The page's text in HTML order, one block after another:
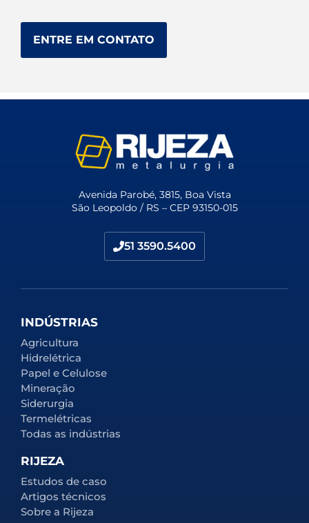
ENTRE EM CONTATO
Avenida Parobé, 3815, Boa Vista
São Leopoldo / RS – CEP 93150-015
51 3590.5400
INDÚSTRIAS
Agricultura
Hidrelétrica
Papel e Celulose
Mineração
Siderurgia
Termelétricas
Todas as indústrias
RIJEZA
Estudos de caso
Artigos técnicos
Sobre a Rijeza